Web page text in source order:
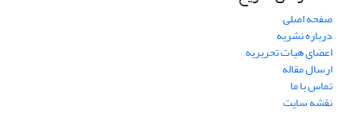
صفحه اصلی
درباره نشریه
اعضای هیات تحریریه
ارسال مقاله
تماس با ما
نقشه سایت